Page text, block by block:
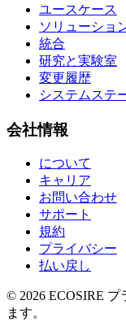
ユースケース
ソリューショ
統合
研究と実験室
変更履歴
システムステ
会社情報
について
キャリア
お問い合わせ
サポート
規約
プライバシー
払い戻し
© 2026 ECOSIRE
ます。